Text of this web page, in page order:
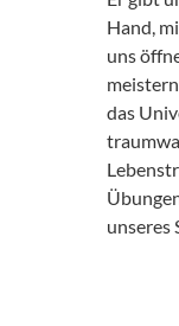
Hand,
uns
das
unseres